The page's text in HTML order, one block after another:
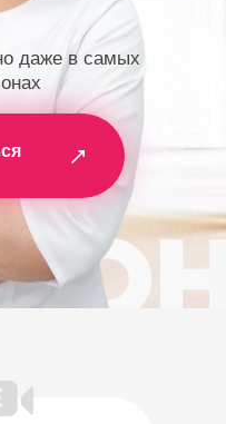
памятка "5
пробы"
даже в самых